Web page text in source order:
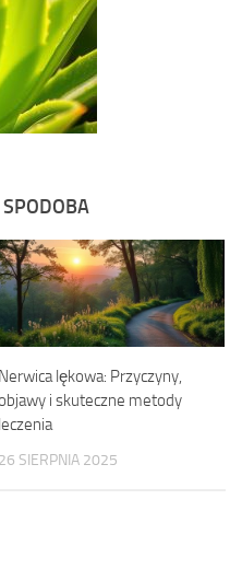
Nerwica lękowa: Przyczyny,
i skuteczne metody
leczenia
26 SIERPNIA 2025